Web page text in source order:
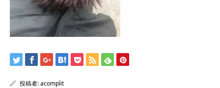
投稿者:acomplit